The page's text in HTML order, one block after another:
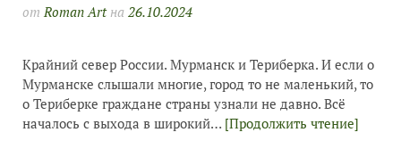
от Roman Artна 26.10.2024
Крайний север России. Мурманск и Териберка. И если о
Мурманске слышали многие, город то не маленький, то
о Териберке граждане страны узнали не давно. Всё
началось с выхода в широкий… [Продолжить чтение]